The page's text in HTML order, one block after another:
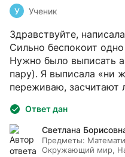
У Ученик
Здравствуйте,
Сильно беспокоит
Нужно было выписать
пару). Я выписала «ни
переживаю, засчитают
Ответ дан
Светлана
Предметы:
Окружающий мир,